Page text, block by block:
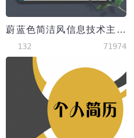
蔚蓝色简洁风信息技术主管应届生简历
132 71974